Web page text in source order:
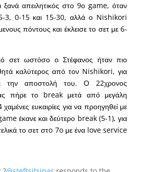
ξανά απειλητικός στο 9ο game, όταν
3, 0-15 και 15-30, αλλά ο Nishikori
πόντους και έκλεισε το σετ με 6-
σετ ωστόσο ο Στέφανος ήταν πιο
καλύτερος από τον Nishikori, για
την αποστολή του. Ο 22χρονος
πήρε το break μετά από μεγάλη
ευκαιρίες για να προηγηθεί με
έκανε και δεύτερο break (5-1), για
το σετ στo 7o με ένα love service